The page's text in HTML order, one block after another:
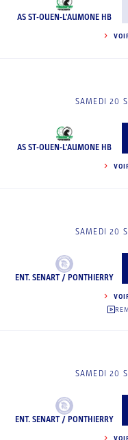
AS ST-OUEN-L'AUMONE HB
SAMEDI 20
AS ST-OUEN-L'AUMONE HB
SAMEDI 20
ENT. SENART / PONTHIERRY
SAMEDI 20
ENT. SENART / PONTHIERRY